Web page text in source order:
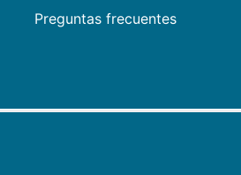
Preguntas frecuentes